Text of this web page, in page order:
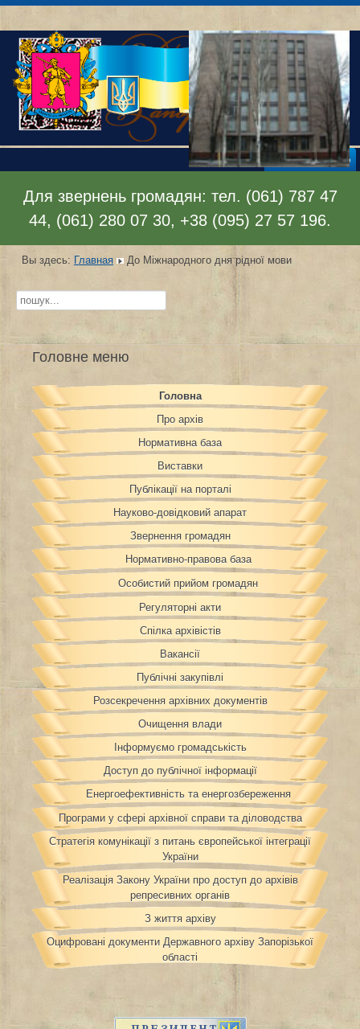
Раскрыть меню
Для звернень громадян: тел. (061) 787 47
44, (061) 280 07 30, +38 (095) 27 57 196.
Вы здесь: Главная До Міжнародного дня рідної мови
Искать...
Головне меню
Головна
Про архів
Нормативна база
Виставки
Публікації на порталі
Науково-довідковий апарат
Звернення громадян
Нормативно-правова база
Особистий прийом громадян
Регуляторні акти
Спілка архівістів
Вакансії
Публічні закупівлі
Розсекречення архівних документів
Очищення влади
Інформуємо громадськість
Доступ до публічної інформації
Енергоефективність та енергозбереження
Програми у сфері архівної справи та діловодства
Стратегія комунікації з питань європейської інтеграції
України
Реалізація Закону України про доступ до архівів
репресивних органів
З життя архіву
Оцифровані документи Державного архіву Запорізької
області